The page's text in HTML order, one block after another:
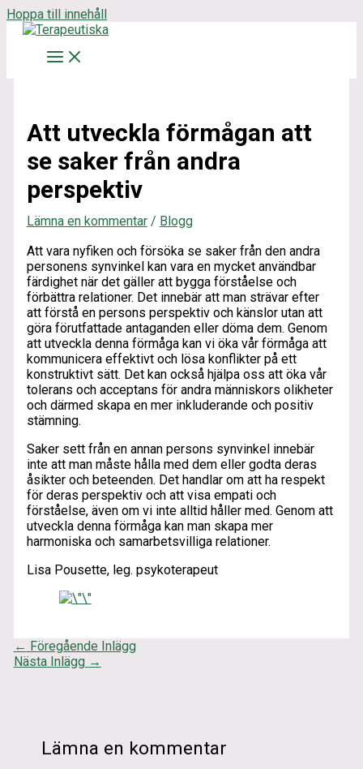
Hoppa till innehåll
Att utveckla förmågan att
se saker från andra
perspektiv
Lämna en kommentar / Blogg
Att vara nyfiken och försöka se saker från den andra
personens synvinkel kan vara en mycket användbar
färdighet när det gäller att bygga förståelse och
förbättra relationer. Det innebär att man strävar efter
att förstå en persons perspektiv och känslor utan att
göra förutfattade antaganden eller döma dem. Genom
att utveckla denna förmåga kan vi öka vår förmåga att
kommunicera effektivt och lösa konflikter på ett
konstruktivt sätt. Det kan också hjälpa oss att öka vår
tolerans och acceptans för andra människors olikheter
och därmed skapa en mer inkluderande och positiv
stämning.
Saker sett från en annan persons synvinkel innebär
inte att man måste hålla med dem eller godta deras
åsikter och beteenden. Det handlar om att ha respekt
för deras perspektiv och att visa empati och
förståelse, även om vi inte alltid håller med. Genom att
utveckla denna förmåga kan man skapa mer
harmoniska och samarbetsvilliga relationer.
Lisa Pousette, leg. psykoterapeut
← Föregående Inlägg
Nästa Inlägg →
Lämna en kommentar